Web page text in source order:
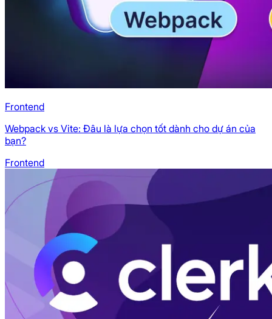
Frontend
Webpack vs Vite: Đâu là lựa chọn tốt dành cho dự án của
bạn?
Frontend